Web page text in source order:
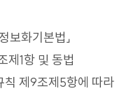
보화기본법」
제1항 및 동법
칙 제9조제5항에 따라